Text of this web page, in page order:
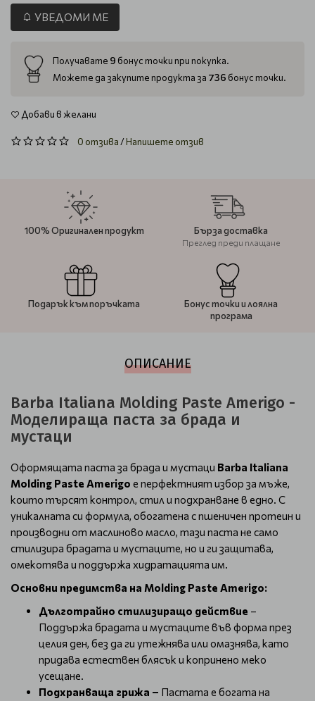
УВЕДОМИ МЕ
Получавате 9 бонус точки при покупка.
Можете да закупите продукта за 736 бонус точки.
Добави в желани
0 отзива/Напишете отзив
100% Оригинален продукт Бърза доставка
Преглед преди плащане
Подарък към поръчката
Бонус точки и лоялна
програма
ОПИСАНИЕ
Barba Italiana Molding Paste Amerigo -
Моделираща паста за брада и
мустаци
Оформящата паста за брада и мустаци Barba Italiana
Molding Paste Amerigo е перфектният избор за мъже,
които търсят контрол, стил и подхранване в едно. С
уникалната си формула, обогатена с пшеничен протеин и
производни от маслиново масло, тази паста не само
стилизира брадата и мустаците, но и ги защитава,
омекотява и поддържа хидратацията им.
Основни предимства на Molding Paste Amerigo:
Дълготрайно стилизиращо действие –
Поддържа брадата и мустаците във форма през
целия ден, без да ги утежнява или омазнява, като
придава естествен блясък и копринено меко
усещане.
Подхранваща грижа – Пастата е богата на